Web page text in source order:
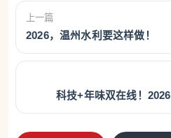
上一篇
2026，温州水利要这样做！
科技+年味双在线！